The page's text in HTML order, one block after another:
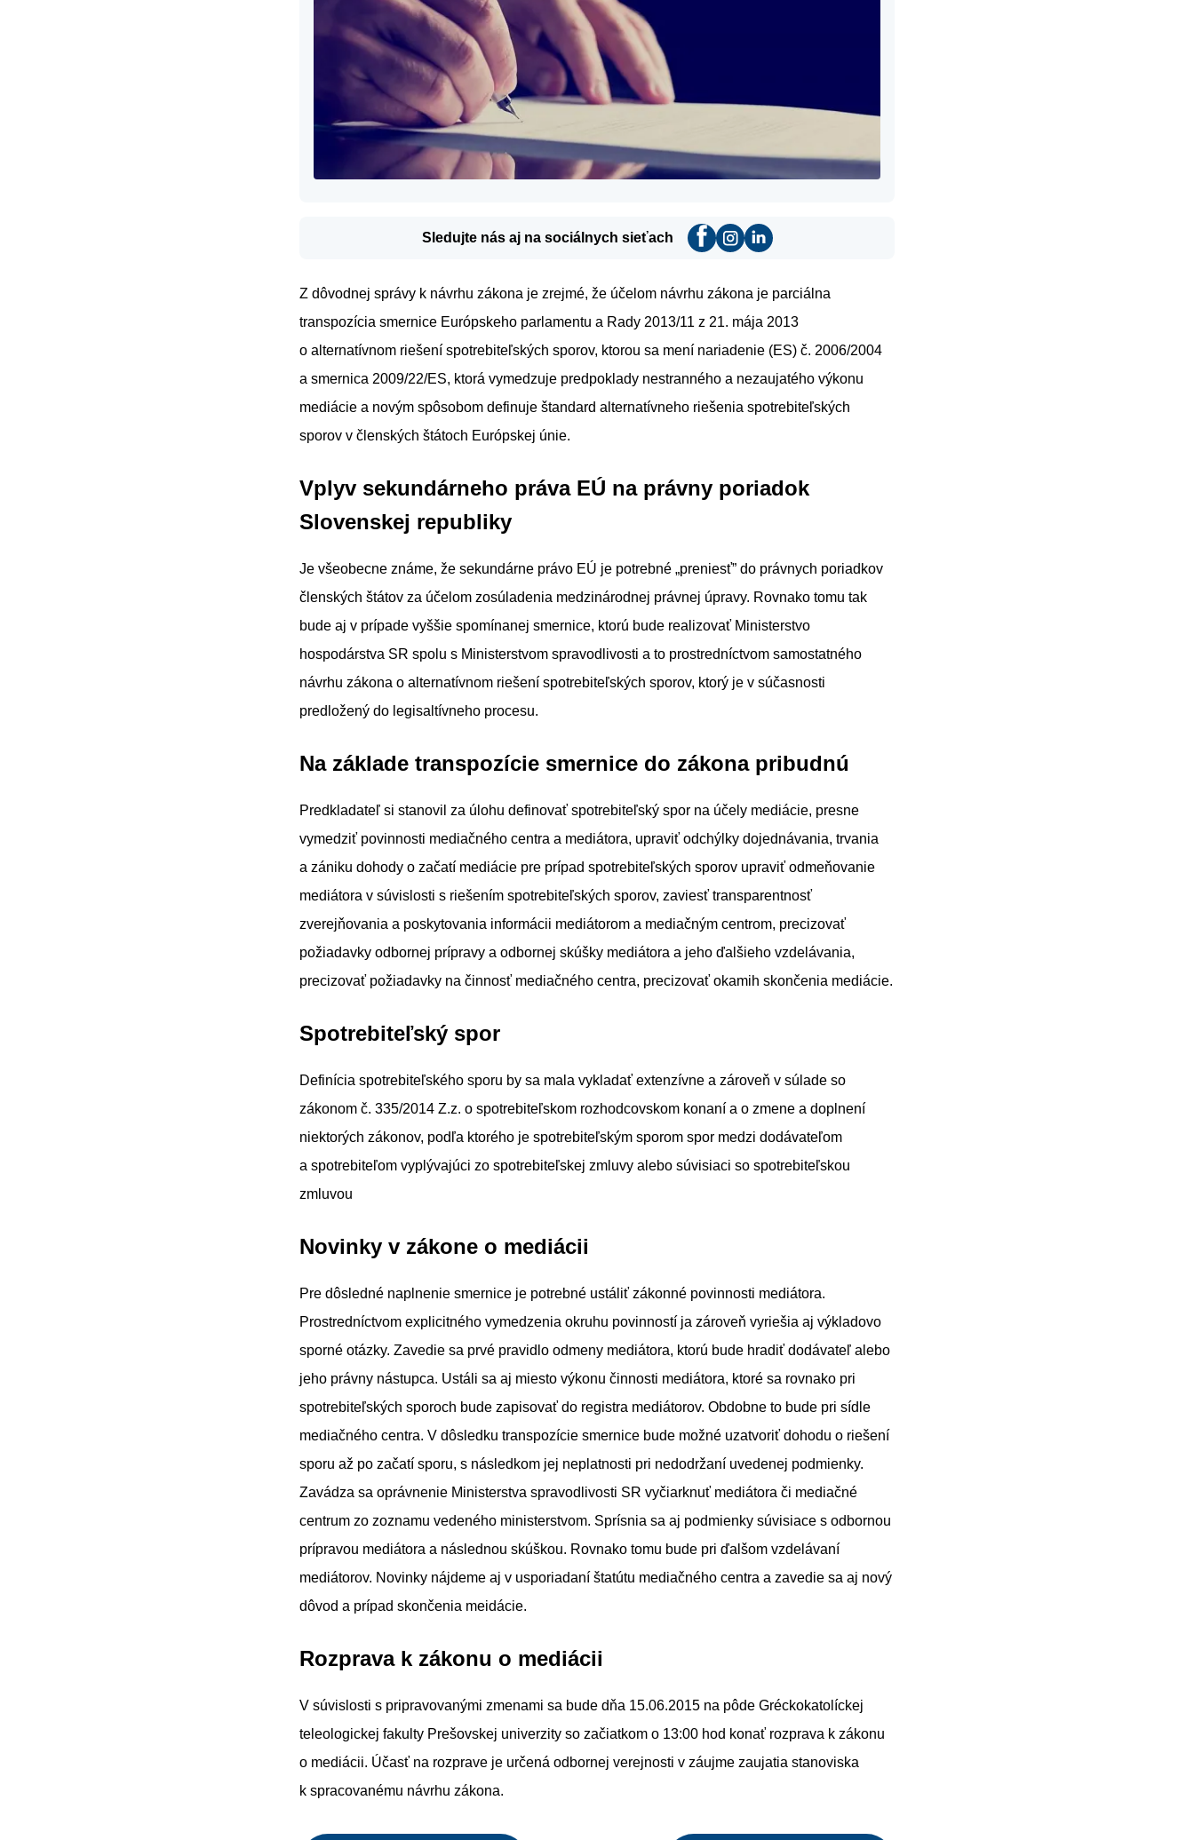
Sledujte nás aj na sociálnych sieťach
Z dôvodnej správy k návrhu zákona je zrejmé, že účelom návrhu zákona je parciálna
transpozícia smernice Európskeho parlamentu a Rady 2013/11 z 21. mája 2013
o alternatívnom riešení spotrebiteľských sporov, ktorou sa mení nariadenie (ES) č. 2006/2004
a smernica 2009/22/ES, ktorá vymedzuje predpoklady nestranného a nezaujatého výkonu
mediácie a novým spôsobom definuje štandard alternatívneho riešenia spotrebiteľských
sporov v členských štátoch Európskej únie.
Vplyv sekundárneho práva EÚ na právny poriadok
Slovenskej republiky
Je všeobecne známe, že sekundárne právo EÚ je potrebné „preniesť” do právnych poriadkov
členských štátov za účelom zosúladenia medzinárodnej právnej úpravy. Rovnako tomu tak
bude aj v prípade vyššie spomínanej smernice, ktorú bude realizovať Ministerstvo
hospodárstva SR spolu s Ministerstvom spravodlivosti a to prostredníctvom samostatného
návrhu zákona o alternatívnom riešení spotrebiteľských sporov, ktorý je v súčasnosti
predložený do legisaltívneho procesu.
Na základe transpozície smernice do zákona pribudnú
Predkladateľ si stanovil za úlohu definovať spotrebiteľský spor na účely mediácie, presne
vymedziť povinnosti mediačného centra a mediátora, upraviť odchýlky dojednávania, trvania
a zániku dohody o začatí mediácie pre prípad spotrebiteľských sporov upraviť odmeňovanie
mediátora v súvislosti s riešením spotrebiteľských sporov, zaviesť transparentnosť
zverejňovania a poskytovania informácii mediátorom a mediačným centrom, precizovať
požiadavky odbornej prípravy a odbornej skúšky mediátora a jeho ďalšieho vzdelávania,
precizovať požiadavky na činnosť mediačného centra, precizovať okamih skončenia mediácie.
Spotrebiteľský spor
Definícia spotrebiteľského sporu by sa mala vykladať extenzívne a zároveň v súlade so
zákonom č. 335/2014 Z.z. o spotrebiteľskom rozhodcovskom konaní a o zmene a doplnení
niektorých zákonov, podľa ktorého je spotrebiteľským sporom spor medzi dodávateľom
a spotrebiteľom vyplývajúci zo spotrebiteľskej zmluvy alebo súvisiaci so spotrebiteľskou
zmluvou
Novinky v zákone o mediácii
Pre dôsledné naplnenie smernice je potrebné ustáliť zákonné povinnosti mediátora.
Prostredníctvom explicitného vymedzenia okruhu povinností ja zároveň vyriešia aj výkladovo
sporné otázky. Zavedie sa prvé pravidlo odmeny mediátora, ktorú bude hradiť dodávateľ alebo
jeho právny nástupca. Ustáli sa aj miesto výkonu činnosti mediátora, ktoré sa rovnako pri
spotrebiteľských sporoch bude zapisovať do registra mediátorov. Obdobne to bude pri sídle
mediačného centra. V dôsledku transpozície smernice bude možné uzatvoriť dohodu o riešení
sporu až po začatí sporu, s následkom jej neplatnosti pri nedodržaní uvedenej podmienky.
Zavádza sa oprávnenie Ministerstva spravodlivosti SR vyčiarknuť mediátora či mediačné
centrum zo zoznamu vedeného ministerstvom. Sprísnia sa aj podmienky súvisiace s odbornou
prípravou mediátora a následnou skúškou. Rovnako tomu bude pri ďalšom vzdelávaní
mediátorov. Novinky nájdeme aj v usporiadaní štatútu mediačného centra a zavedie sa aj nový
dôvod a prípad skončenia meidácie.
Rozprava k zákonu o mediácii
V súvislosti s pripravovanými zmenami sa bude dňa 15.06.2015 na pôde Gréckokatolíckej
teleologickej fakulty Prešovskej univerzity so začiatkom o 13:00 hod konať rozprava k zákonu
o mediácii. Účasť na rozprave je určená odbornej verejnosti v záujme zaujatia stanoviska
k spracovanému návrhu zákona.